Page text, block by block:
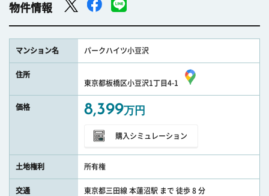
物件情報
マンション名 パークハイツ小豆沢
住所
東京都板橋区小豆沢1丁目4-1
価格 8,399万円
購入シミュレーション
土地権利 所有権
交通 東京都三田線 本蓮沼駅 まで 徒歩 8 分